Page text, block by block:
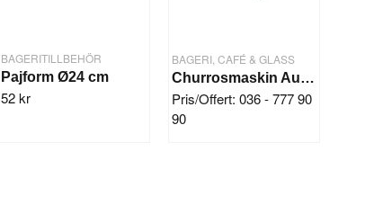
BAGERITILLBEHÖR
Pajform Ø24 cm
52 kr
BAGERI, CAFÉ & GLASS
Churrosmaskin Automatisk (4 kg deg)
Pris/Offert: 036 - 777 90
90